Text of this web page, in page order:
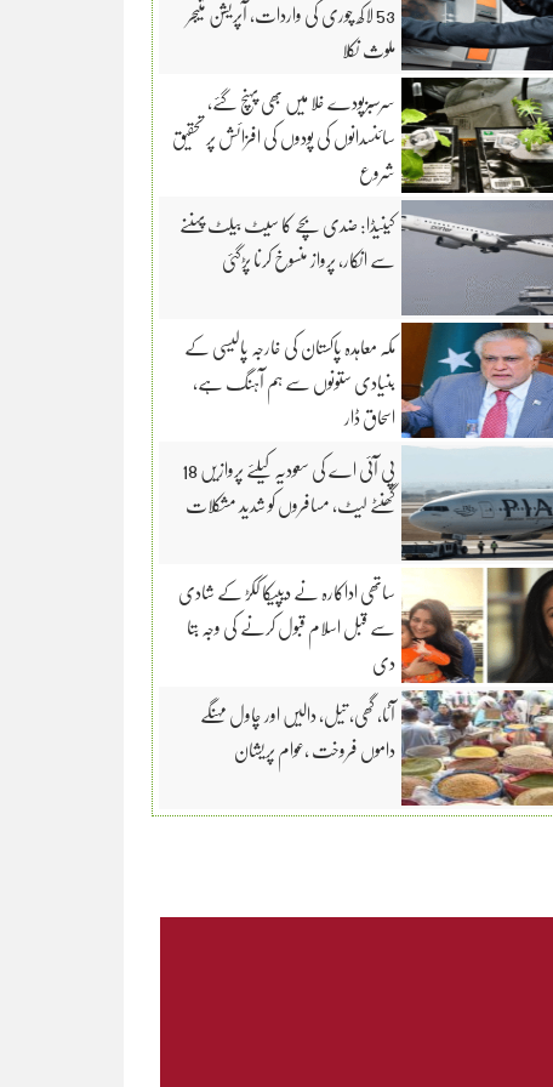
53 لاکھ چوری کی واردات، آپریشن منیجر
ملوث نکلا
سرسبزپودے خلا میں بھی پہنچ گئے،
سائنسدانوں کی پودوں کی افزائش پر تحقیق
شروع
کینیڈا: ضدی بچے کا سیٹ بیلٹ پہننے
سے انکار، پرواز منسوخ کرنا پڑگئی
مکہ معاہدہ پاکستان کی خارجہ پالیسی کے
بنیادی ستونوں سے ہم آہنگ ہے،
اسحاق ڈار
پی آئی اے کی سعودیہ کیلئے پروازیں 18
گھنٹے لیٹ، مسافروں کو شدید مشکلات
ساتھی اداکارہ نے دیپیکا ککڑ کے شادی
سے قبل اسلام قبول کرنے کی وجہ بتا
دی
آٹا، گھی، تیل، دالیں اور چاول مہنگے
داموں فروخت ،عوام پریشان